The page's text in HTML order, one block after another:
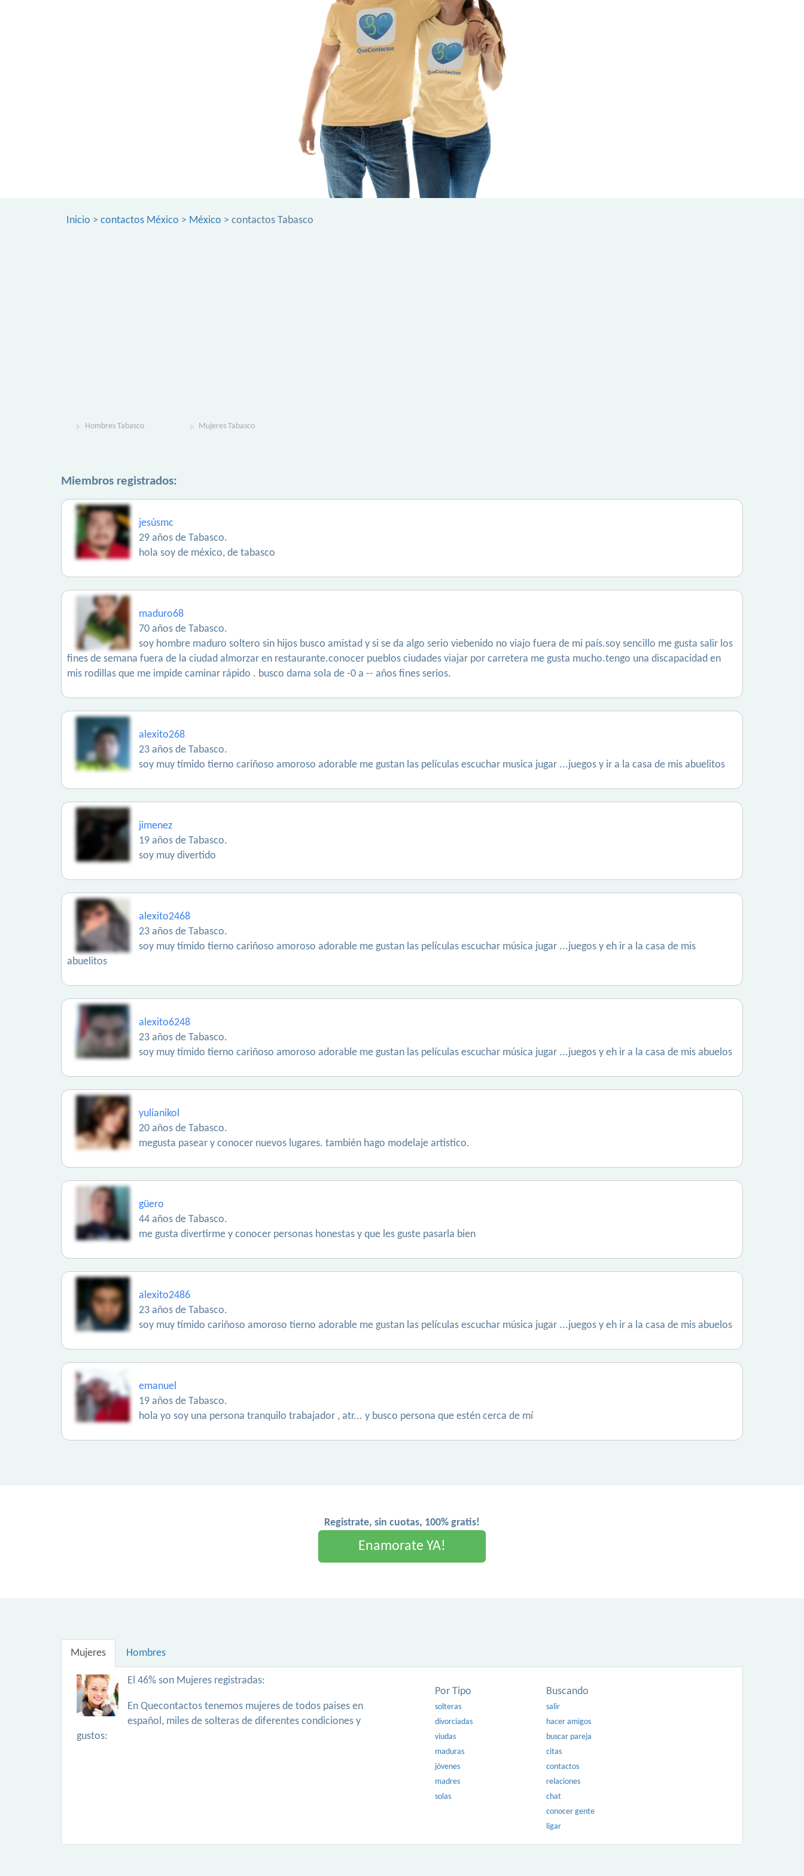
Inicio > contactos México > México > contactos Tabasco
Hombres Tabasco Mujeres Tabasco
Miembros registrados:
jesúsmc
29 años de Tabasco.
hola soy de méxico, de tabasco
maduro68
70 años de Tabasco.
soy hombre maduro soltero sin hijos busco amistad y si se da algo serio viebenido no viajo fuera de mi país.soy sencillo me gusta salir los
fines de semana fuera de la ciudad almorzar en restaurante.conocer pueblos ciudades viajar por carretera me gusta mucho.tengo una discapacidad en
mis rodillas que me impide caminar rápido . busco dama sola de -0 a -- años fines serios.
alexito268
23 años de Tabasco.
soy muy tímido tierno cariñoso amoroso adorable me gustan las películas escuchar musica jugar ...juegos y ir a la casa de mis abuelitos
jimenez
19 años de Tabasco.
soy muy divertido
alexito2468
23 años de Tabasco.
soy muy tímido tierno cariñoso amoroso adorable me gustan las películas escuchar música jugar ...juegos y eh ir a la casa de mis
abuelitos
alexito6248
23 años de Tabasco.
soy muy tímido tierno cariñoso amoroso adorable me gustan las películas escuchar música jugar ...juegos y eh ir a la casa de mis abuelos
yulianikol
20 años de Tabasco.
megusta pasear y conocer nuevos lugares. también hago modelaje artistico.
güero
44 años de Tabasco.
me gusta divertirme y conocer personas honestas y que les guste pasarla bien
alexito2486
23 años de Tabasco.
soy muy tímido cariñoso amoroso tierno adorable me gustan las películas escuchar música jugar ...juegos y eh ir a la casa de mis abuelos
emanuel
19 años de Tabasco.
hola yo soy una persona tranquilo trabajador , atr... y busco persona que estén cerca de mí
Registrate, sin cuotas, 100% gratis!
Enamorate YA!
Mujeres Hombres
El 46% son Mujeres registradas:
En Quecontactos tenemos mujeres de todos paises en
español, miles de solteras de diferentes condiciones y
gustos:
Por Tipo
solteras
divorciadas
viudas
maduras
jóvenes
madres
solas
Buscando
salir
hacer amigos
buscar pareja
citas
contactos
relaciones
chat
conocer gente
ligar